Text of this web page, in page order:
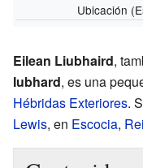
Ubicación
Eilean Liubhaird,
Iubhard, es una
Hébridas Exteriores.
Lewis, en Escocia,